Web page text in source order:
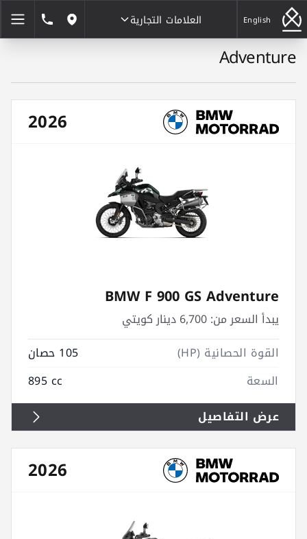
English
العلامات التجارية
مواقعنا
Adventure
2026
BMW F 900 GS Adventure
يبدأ السعر من:
القوة الحصانية (HP)
105 حصان
السعة
895 cc
عرض التفاصيل
2026